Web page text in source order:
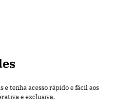
e tenha acesso rápido e fácil aos
e exclusiva.